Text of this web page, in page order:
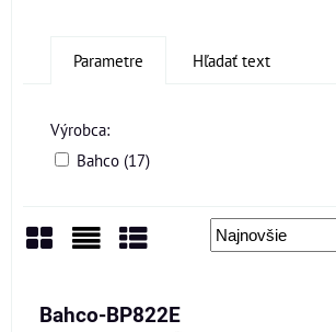
Parametre Hľadať text
Výrobca:
Bahco (17)
Bahco-BP822E